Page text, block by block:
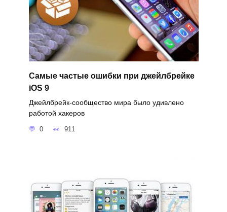
Самые частые ошибки при джейлбрейке
iOS 9
Джейлбрейк-сообщество мира было удивлено
работой хакеров
0 911